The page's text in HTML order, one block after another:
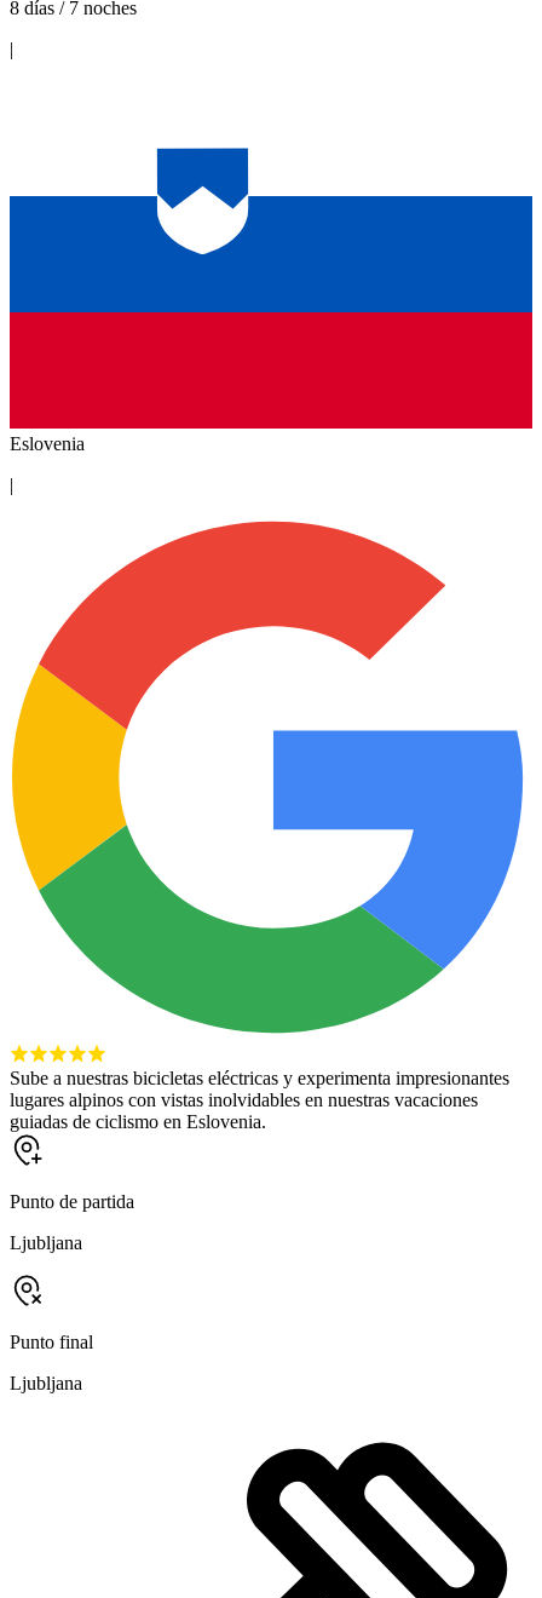
8 días / 7 noches
|
Eslovenia
|
Sube a nuestras bicicletas eléctricas y experimenta impresionantes
lugares alpinos con vistas inolvidables en nuestras vacaciones
guiadas de ciclismo en Eslovenia.
Punto de partida
Ljubljana
Punto final
Ljubljana